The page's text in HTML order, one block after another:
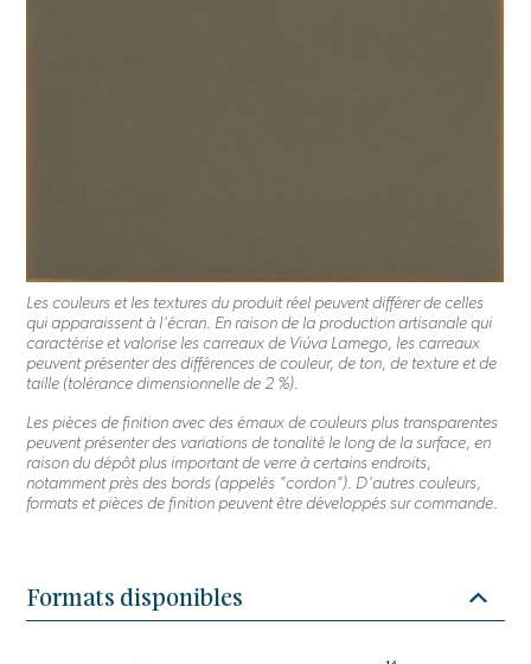
Les couleurs et les textures du produit réel peuvent différer de celles
qui apparaissent à l'écran. En raison de la production artisanale qui
caractérise et valorise les carreaux de Viúva Lamego, les carreaux
peuvent présenter des différences de couleur, de ton, de texture et de
taille (tolérance dimensionnelle de 2 %).
Les pièces de finition avec des émaux de couleurs plus transparentes
peuvent présenter des variations de tonalité le long de la surface, en
raison du dépôt plus important de verre à certains endroits,
notamment près des bords (appelés "cordon"). D'autres couleurs,
formats et pièces de finition peuvent être développés sur commande.
Formats disponibles